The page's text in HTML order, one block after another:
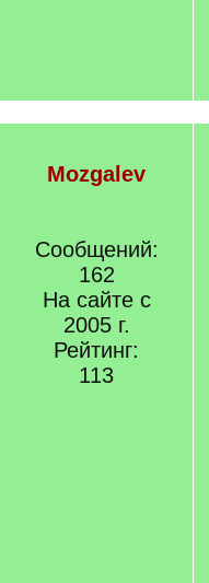
Mozgalev
Сообщений:
162
На сайте с
2005 г.
Рейтинг:
113